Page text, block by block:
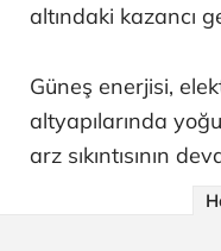
altındaki kazancı
Güneş enerjisi,
altyapılarında
arz sıkıntısının